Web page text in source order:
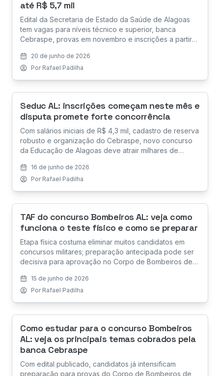
até R$ 5,7 mil
Edital da Secretaria de Estado da Saúde de Alagoas
tem vagas para níveis técnico e superior, banca
Cebraspe, provas em novembro e inscrições a partir
20 de junho de 2026
Por Rafael Padilha
Seduc AL: inscrições começam neste mês e
disputa promete forte concorrência
Com salários iniciais de R$ 4,3 mil, cadastro de reserva
robusto e organização do Cebraspe, novo concurso
da Educação de Alagoas deve atrair milhares de
esperar da seleção.
16 de junho de 2026
Por Rafael Padilha
TAF do concurso Bombeiros AL: veja como
funciona o teste físico e como se preparar
Etapa física costuma eliminar muitos candidatos em
concursos militares; preparação antecipada pode ser
decisiva para aprovação no Corpo de Bombeiros de
15 de junho de 2026
Por Rafael Padilha
Como estudar para o concurso Bombeiros
AL: veja os principais temas cobrados pela
banca Cebraspe
Com edital publicado, candidatos já intensificam
preparação para provas do Corpo de Bombeiros de